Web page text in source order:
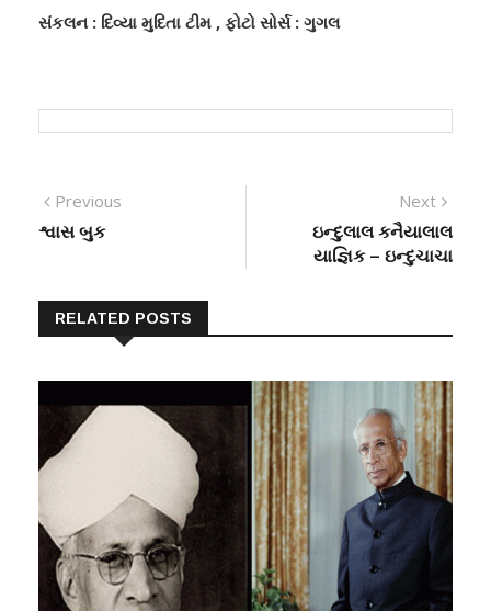
સંકલન : દિવ્યા મુદિતા ટીમ , ફોટો સોર્સ : ગુગલ
Previous
શ્વાસ બુક
Next
ઇન્દુલાલ કનૈયાલાલ
યાજ્ઞિક – ઇન્દુચાચા
RELATED POSTS